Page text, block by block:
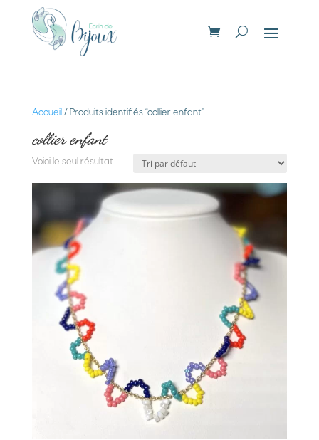
Accueil / Produits identifiés “collier enfant”
collier enfant
Voici le seul résultat